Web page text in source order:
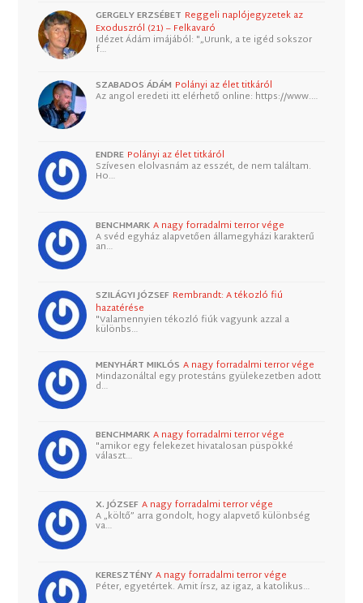
GERGELY ERZSÉBET Reggeli naplójegyzetek az
Exoduszról (21) – Felkavaró
Idézet Ádám imájából: "„Urunk, a te igéd sokszor
f…
SZABADOS ÁDÁM Polányi az élet titkáról
Az angol eredeti itt elérhető online: https://www.…
ENDRE Polányi az élet titkáról
Szívesen elolvasnám az esszét, de nem találtam.
Ho…
BENCHMARK A nagy forradalmi terror vége
A svéd egyház alapvetően államegyházi karakterű
an…
SZILÁGYI JÓZSEF Rembrandt: A tékozló fiú
hazatérése
"Valamennyien tékozló fiúk vagyunk azzal a
különbs…
MENYHÁRT MIKLÓS A nagy forradalmi terror vége
Mindazonáltal egy protestáns gyülekezetben adott
d…
BENCHMARK A nagy forradalmi terror vége
"amikor egy felekezet hivatalosan püspökké
választ…
X. JÓZSEF A nagy forradalmi terror vége
A „költő” arra gondolt, hogy alapvető különbség
va…
KERESZTÉNY A nagy forradalmi terror vége
Péter, egyetértek. Amit írsz, az igaz, a katolikus…